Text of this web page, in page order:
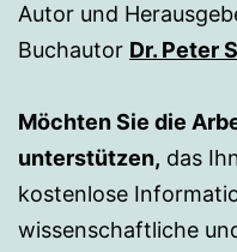
Autor und
Buchautor Dr. Peter
Möchten Sie die
unterstützen, das
kostenlose
wissenschaftliche